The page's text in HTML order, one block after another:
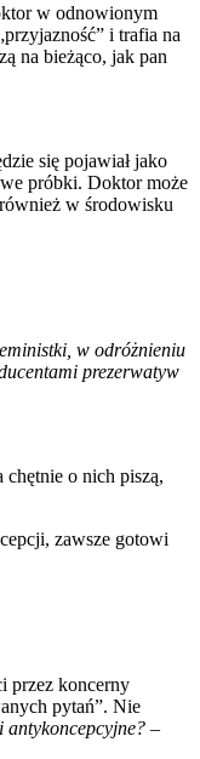
w odnowionym
i trafia na
na bieżąco, jak pan
się pojawiał jako
próbki. Doktor może
w środowisku
w odróżnieniu
prezerwatyw
o nich piszą,
zawsze gotowi
przez koncerny
pytań”. Nie
antykoncepcyjne? –